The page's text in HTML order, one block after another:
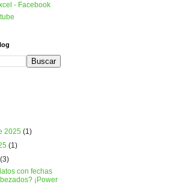
- Facebook
2025(1)
(1)
(3)
con fechas
¡Power